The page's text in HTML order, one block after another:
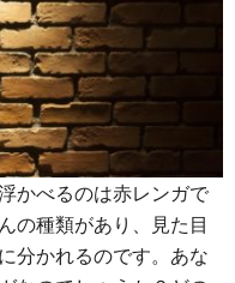
かべるのは赤レンガで
の種類があり、見た目
分かれるのです。あな